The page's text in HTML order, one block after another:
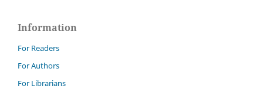
Information
For Readers
For Authors
For Librarians